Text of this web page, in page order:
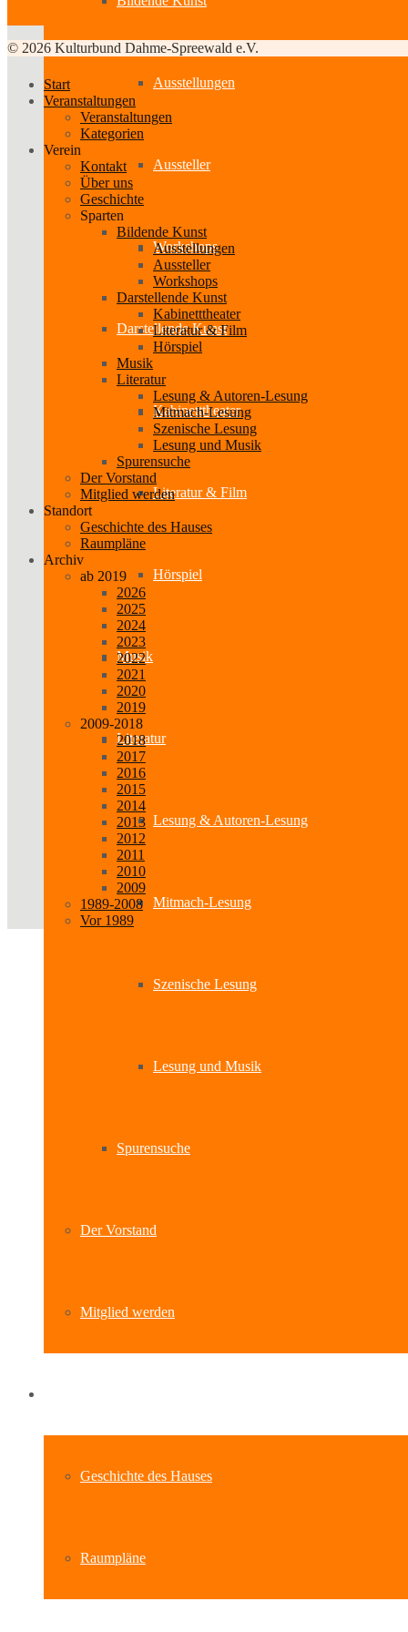
Ausstellungen
Aussteller
Workshops
Darstellende Kunst
Kabinetttheater
Literatur & Film
Hörspiel
Musik
Literatur
Lesung & Autoren-Lesung
Mitmach-Lesung
Szenische Lesung
Lesung und Musik
Spurensuche
Der Vorstand
Mitglied werden
Geschichte des Hauses
Raumpläne
© 2026 Kulturbund Dahme-Spreewald e.V.
Start
Veranstaltungen
Veranstaltungen
Kategorien
Verein
Kontakt
Über uns
Geschichte
Sparten
Bildende Kunst
Ausstellungen
Aussteller
Workshops
Darstellende Kunst
Kabinetttheater
Literatur & Film
Hörspiel
Musik
Literatur
Lesung & Autoren-Lesung
Mitmach-Lesung
Szenische Lesung
Lesung und Musik
Spurensuche
Der Vorstand
Mitglied werden
Standort
Geschichte des Hauses
Raumpläne
Archiv
ab 2019
2026
2025
2024
2023
2022
2021
2020
2019
2009-2018
2018
2017
2016
2015
2014
2013
2012
2011
2010
2009
1989-2008
Vor 1989